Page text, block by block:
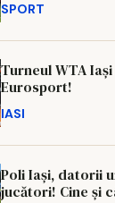
remize
SPORT
Turneul WTA
Eurosport!
IASI
Poli Iași, datorii
jucători! Cine și